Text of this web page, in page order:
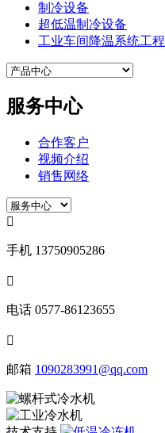
制冷设备
超低温制冷设备
工业车间降温系统工程
服务中心
合作客户
视频介绍
销售网络

手机 13750905286

电话 0577-86123655

邮箱 1090283991@qq.com